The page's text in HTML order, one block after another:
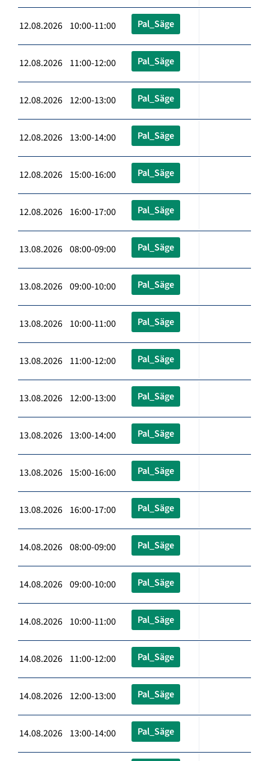
12.08.2026 10:00-11:00 Pal_Säge
12.08.2026 11:00-12:00 Pal_Säge
12.08.2026 12:00-13:00 Pal_Säge
12.08.2026 13:00-14:00 Pal_Säge
12.08.2026 15:00-16:00 Pal_Säge
12.08.2026 16:00-17:00 Pal_Säge
13.08.2026 08:00-09:00 Pal_Säge
13.08.2026 09:00-10:00 Pal_Säge
13.08.2026 10:00-11:00 Pal_Säge
13.08.2026 11:00-12:00 Pal_Säge
13.08.2026 12:00-13:00 Pal_Säge
13.08.2026 13:00-14:00 Pal_Säge
13.08.2026 15:00-16:00 Pal_Säge
13.08.2026 16:00-17:00 Pal_Säge
14.08.2026 08:00-09:00 Pal_Säge
14.08.2026 09:00-10:00 Pal_Säge
14.08.2026 10:00-11:00 Pal_Säge
14.08.2026 11:00-12:00 Pal_Säge
14.08.2026 12:00-13:00 Pal_Säge
14.08.2026 13:00-14:00 Pal_Säge